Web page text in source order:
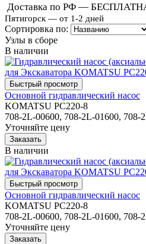
Доставка по РФ —
Пятигорск — от 1-2 дней
Сортировка по:
Узлы в сборе
В наличии
Основной гидравлический насос
KOMATSU PC220-8
708-2L-00600, 708-2L-01600, 708-
Уточняйте цену
В наличии
Основной гидравлический насос
KOMATSU PC220-8
708-2L-00600, 708-2L-01600, 708-
Уточняйте цену